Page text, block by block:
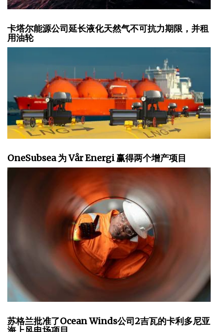
卡塔尔能源公司延长液化天然气不可抗力期限，并租
用油轮
OneSubsea 为 Vår Energi 赢得两个增产项目
苏格兰批准了Ocean Winds公司2吉瓦的卡利多尼亚